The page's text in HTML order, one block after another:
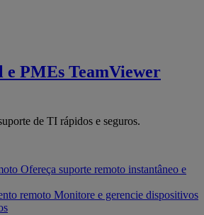
e PMEs TeamViewer
de TI rápidos e seguros.
Ofereça suporte remoto instantâneo e
remoto Monitore e gerencie dispositivos